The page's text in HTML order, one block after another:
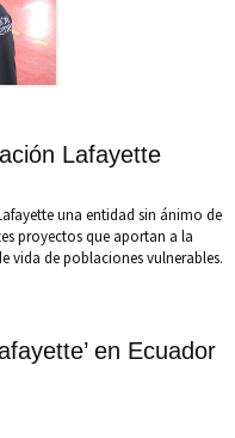
Lafayette
una entidad sin ánimo de
proyectos que aportan a la
vida de poblaciones vulnerables.
en Ecuador